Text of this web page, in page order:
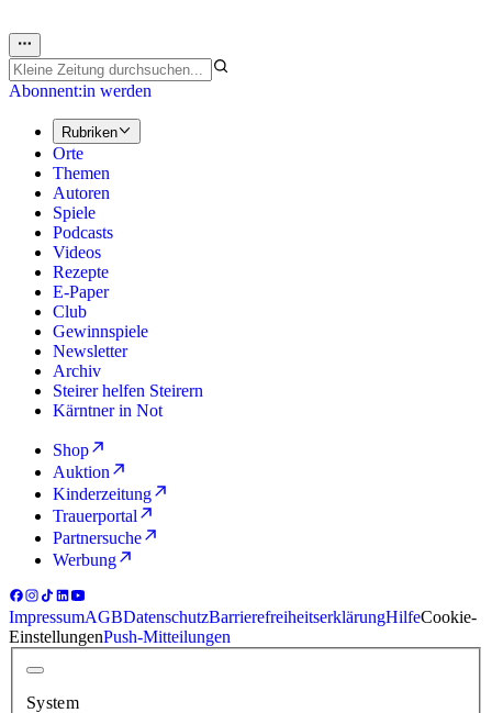
Abonnent:in werden
Rubriken
Orte
Themen
Autoren
Spiele
Podcasts
Videos
Rezepte
E-Paper
Club
Gewinnspiele
Newsletter
Archiv
Steirer helfen Steirern
Kärntner in Not
Shop
Auktion
Kinderzeitung
Trauerportal
Partnersuche
Werbung
ImpressumAGBDatenschutzBarrierefreiheitserklärungHilfeCookie-
EinstellungenPush-Mitteilungen
System